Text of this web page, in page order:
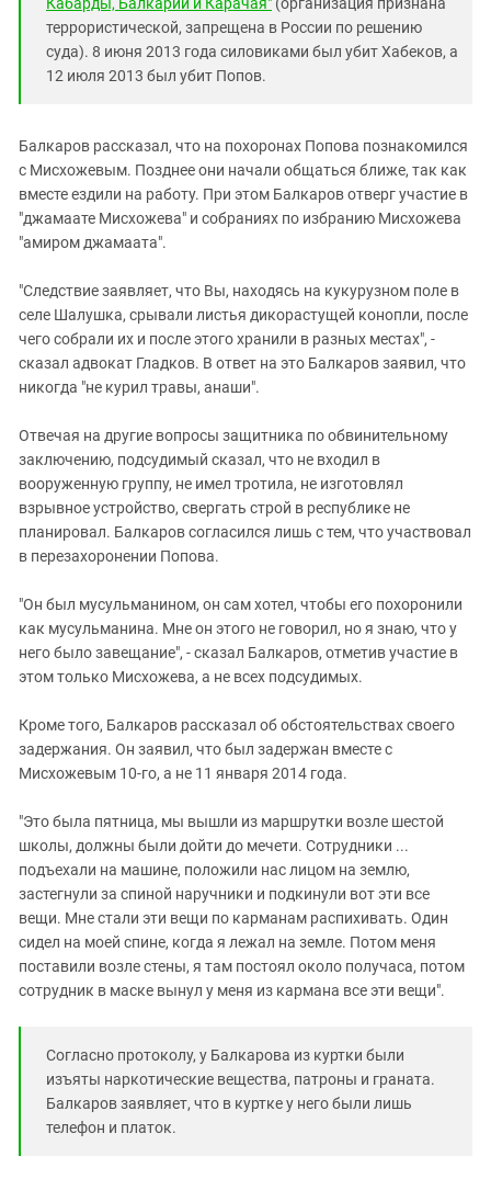
Кабарды, Балкарии и Карачая" (организация признана
террористической, запрещена в России по решению
суда). 8 июня 2013 года силовиками был убит Хабеков, а
12 июля 2013 был убит Попов.
Балкаров рассказал, что на похоронах Попова познакомился
с Мисхожевым. Позднее они начали общаться ближе, так как
вместе ездили на работу. При этом Балкаров отверг участие в
"джамаате Мисхожева" и собраниях по избранию Мисхожева
"амиром джамаата".
"Следствие заявляет, что Вы, находясь на кукурузном поле в
селе Шалушка, срывали листья дикорастущей конопли, после
чего собрали их и после этого хранили в разных местах", -
сказал адвокат Гладков. В ответ на это Балкаров заявил, что
никогда "не курил травы, анаши".
Отвечая на другие вопросы защитника по обвинительному
заключению, подсудимый сказал, что не входил в
вооруженную группу, не имел тротила, не изготовлял
взрывное устройство, свергать строй в республике не
планировал. Балкаров согласился лишь с тем, что участвовал
в перезахоронении Попова.
"Он был мусульманином, он сам хотел, чтобы его похоронили
как мусульманина. Мне он этого не говорил, но я знаю, что у
него было завещание", - сказал Балкаров, отметив участие в
этом только Мисхожева, а не всех подсудимых.
Кроме того, Балкаров рассказал об обстоятельствах своего
задержания. Он заявил, что был задержан вместе с
Мисхожевым 10-го, а не 11 января 2014 года.
"Это была пятница, мы вышли из маршрутки возле шестой
школы, должны были дойти до мечети. Сотрудники ...
подъехали на машине, положили нас лицом на землю,
застегнули за спиной наручники и подкинули вот эти все
вещи. Мне стали эти вещи по карманам распихивать. Один
сидел на моей спине, когда я лежал на земле. Потом меня
поставили возле стены, я там постоял около получаса, потом
сотрудник в маске вынул у меня из кармана все эти вещи".
Согласно протоколу, у Балкарова из куртки были
изъяты наркотические вещества, патроны и граната.
Балкаров заявляет, что в куртке у него были лишь
телефон и платок.